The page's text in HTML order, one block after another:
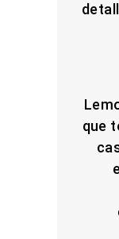
que